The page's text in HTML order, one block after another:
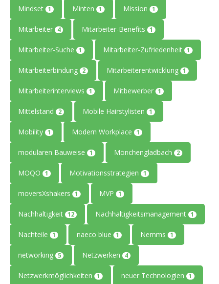
Mindset 1 Minten 1 Mission 1
Mitarbeiter 4 Mitarbeiter-Benefits 1
Mitarbeiter-Suche 1 Mitarbeiter-Zufriedenheit 1
Mitarbeiterbindung 2 Mitarbeiterentwicklung 1
Mitarbeiterinterviews 1 Mitbewerber 1
Mittelstand 2 Mobile Hairstylisten 1
Mobility 1 Modern Workplace 1
modularen Bauweise 1 Mönchengladbach 2
MOQO 1 Motivationsstrategien 1
moversXshakers 1 MVP 1
Nachhaltigkeit 12 Nachhaltigkeitsmanagement 1
Nachteile 1 naeco blue 1 Nemms 1
networking 5 Netzwerken 4
Netzwerkmöglichkeiten 1 neuer Technologien 1